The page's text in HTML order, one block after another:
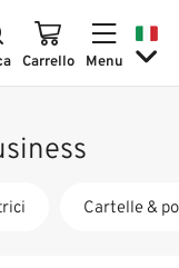
Carrello Menu
Cartelle &